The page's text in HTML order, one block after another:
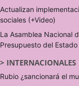
Actualizan
sociales (+Video)
La Asamblea Nacional
Presupuesto del
> INTERNACIONALES
Rubio ¿sancionará el